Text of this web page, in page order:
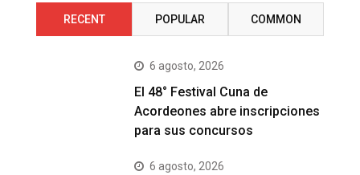
RECENT POPULAR COMMON
6 agosto, 2026
El 48° Festival Cuna de
Acordeones abre inscripciones
para sus concursos
6 agosto, 2026